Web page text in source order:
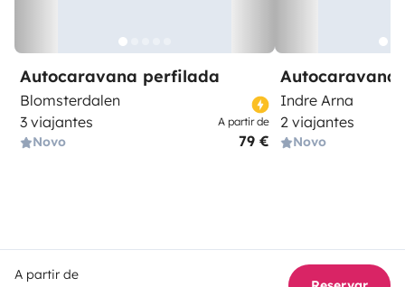
Autocaravana perfilada
Blomsterdalen
3 viajantes
Novo
A partir de
79 €
Indre Arna
2 viajantes
Novo
A partir de